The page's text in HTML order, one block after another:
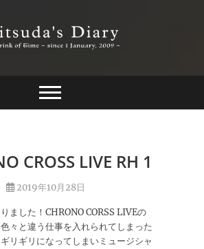
Diary
CROSS LIVE RH 1
2019年10月28日
ました！CHRONO CORSS LIVEの
々と違う仕事を入れられてしまった
リギリになってしまいミュージシャ